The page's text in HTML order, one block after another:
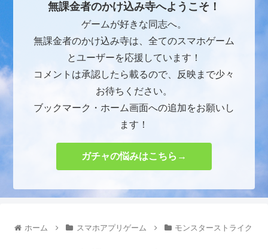
無課金者のかけ込み寺へようこそ！
ゲームが好きな同志へ。
無課金者のかけ込み寺は、全てのスマホゲーム
とユーザーを応援しています！
コメントは承認したら載るので、反映まで少々
お待ちください。
ブックマーク・ホーム画面への追加をお願いし
ます！
ガチャの悩みはこちら→
ホーム スマホアプリゲーム モンスターストライク